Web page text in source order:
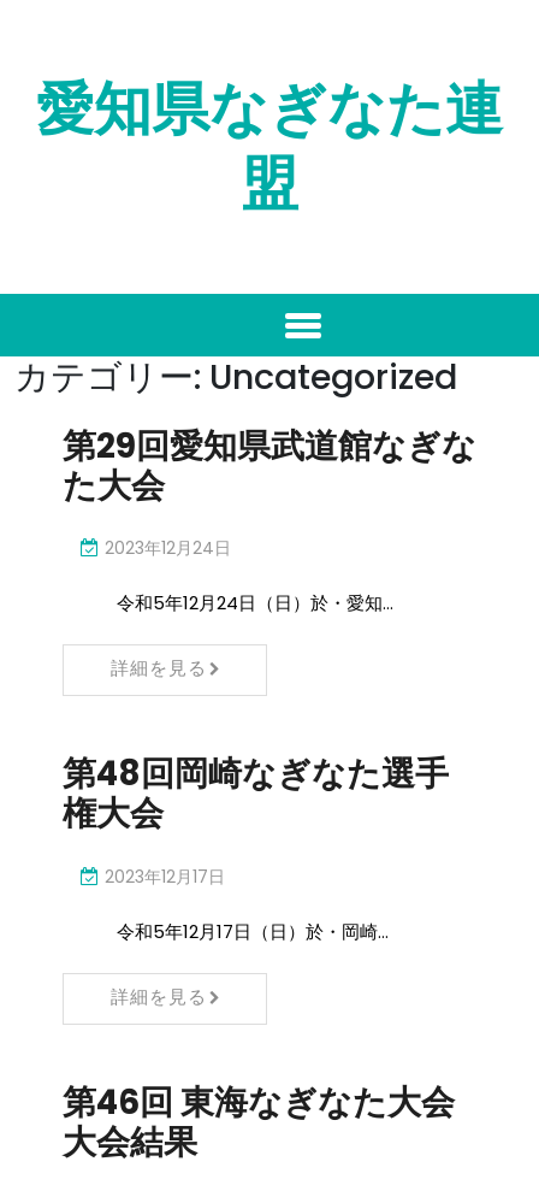
愛知県なぎなた連
盟
カテゴリー: Uncategorized
第29回愛知県武道館なぎな
た大会
2023年12月24日
令和5年12月24日（日）於・愛知…
詳細を見る
第48回岡崎なぎなた選手
権大会
2023年12月17日
令和5年12月17日（日）於・岡崎…
詳細を見る
第46回 東海なぎなた大会
大会結果